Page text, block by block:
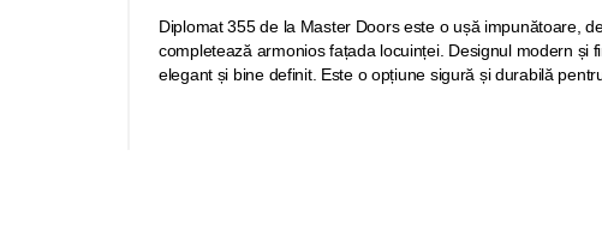
Diplomat 355 de la Master Doors este o ușă impunătoare,
completează armonios fațada locuinței. Designul modern și
elegant și bine definit. Este o opțiune sigură și durabilă